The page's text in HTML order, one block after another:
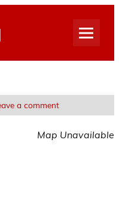
a comment
Map Unavailable